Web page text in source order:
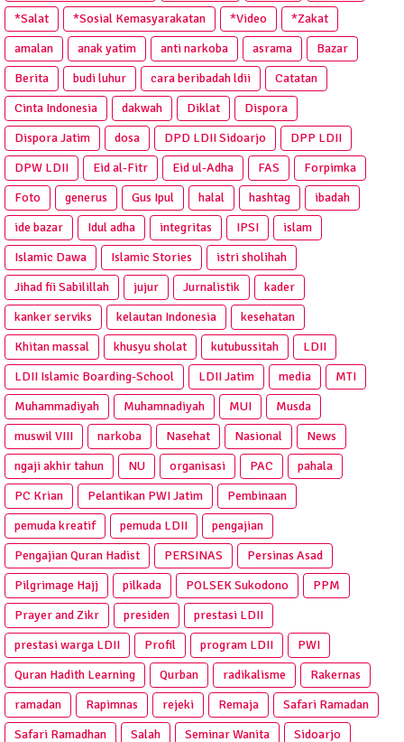
*Salat *Sosial Kemasyarakatan *Video
*Zakat
amalan
anak yatim anti narkoba asrama
Bazar
Berita
budi luhur cara beribadah ldii
Catatan
Cinta Indonesia
dakwah Diklat
Dispora
Dispora Jatim
dosa DPD LDII Sidoarjo
DPP LDII
DPW LDII
Eid al-Fitr Eid ul-Adha FAS
Forpimka
Foto
generus Gus Ipul halal hashtag
ibadah
ide bazar
Idul adha integritas IPSI
islam
Islamic Dawa
Islamic Stories
istri sholihah
Jihad fii Sabilillah
jujur Jurnalistik
kader
kanker serviks
kelautan Indonesia
kesehatan
Khitan massal
khusyu sholat kutubussitah
LDII
LDII Islamic Boarding-School
LDII Jatim media
MTI
Muhammadiyah
Muhamnadiyah MUI
Musda
muswil VIII
narkoba Nasehat Nasional
News
ngaji akhir tahun
NU organisasi PAC
pahala
PC Krian
Pelantikan PWI Jatim
Pembinaan
pemuda kreatif
pemuda LDII
pengajian
Pengajian Quran Hadist
PERSINAS
Persinas Asad
Pilgrimage Hajj
pilkada POLSEK Sukodono
PPM
Prayer and Zikr
presiden
prestasi LDII
prestasi warga LDII
Profil program LDII
PWI
Quran Hadith Learning
Qurban radikalisme
Rakernas
ramadan
Rapimnas rejeki Remaja
Safari Ramadan
Safari Ramadhan
Salah Seminar Wanita
Sidoarjo